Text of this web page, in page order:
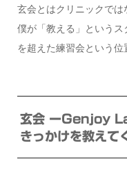
玄会とはクリニックでは
僕が「教える」という
を超えた練習会という位
玄会 ーGenjoy
きっかけを教えて